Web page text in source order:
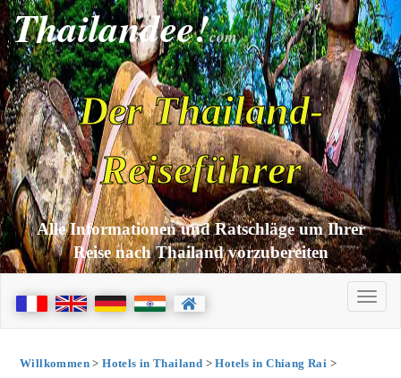
Thailandee!com
Der Thailand-
Reiseführer
Alle Informationen und Ratschläge um Ihrer
Reise nach Thailand vorzubereiten
Willkommen>Hotels in Thailand >Hotels in Chiang Rai >